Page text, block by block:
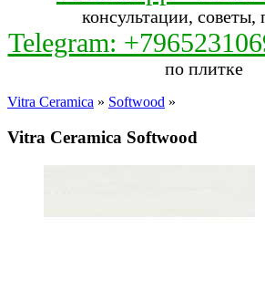
консультации, советы,
Telegram:
по плитке
Vitra Ceramica » Softwood »
Vitra Ceramica Softwood